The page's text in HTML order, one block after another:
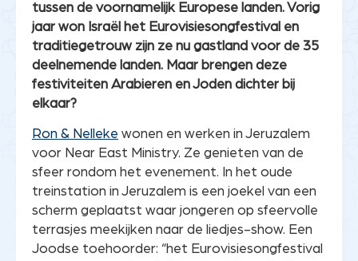
tussen de voornamelijk Europese landen. Vorig
jaar won Israël het Eurovisiesongfestival en
traditiegetrouw zijn ze nu gastland voor de 35
deelnemende landen. Maar brengen deze
festiviteiten Arabieren en Joden dichter bij
elkaar?
Ron & Nelleke wonen en werken in Jeruzalem
voor Near East Ministry. Ze genieten van de
sfeer rondom het evenement. In het oude
treinstation in Jeruzalem is een joekel van een
scherm geplaatst waar jongeren op sfeervolle
terrasjes meekijken naar de liedjes-show. Een
Joodse toehoorder: “het Eurovisiesongfestival